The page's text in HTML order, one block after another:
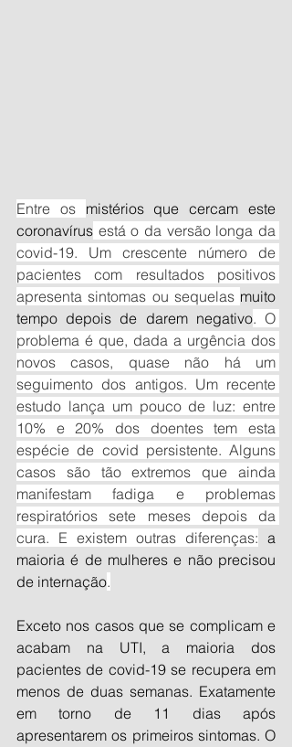
Entre os mistérios que cercam este
coronavírus está o da versão longa da
covid-19. Um crescente número de
pacientes com resultados positivos
apresenta sintomas ou sequelas muito
tempo depois de darem negativo. O
problema é que, dada a urgência dos
novos casos, quase não há um
seguimento dos antigos. Um recente
estudo lança um pouco de luz: entre
10% e 20% dos doentes tem esta
espécie de covid persistente. Alguns
casos são tão extremos que ainda
manifestam fadiga e problemas
respiratórios sete meses depois da
cura. E existem outras diferenças: a
maioria é de mulheres e não precisou
de internação.
Exceto nos casos que se complicam e
acabam na UTI, a maioria dos
pacientes de covid-19 se recupera em
menos de duas semanas. Exatamente
em torno de 11 dias após
apresentarem os primeiros sintomas. O